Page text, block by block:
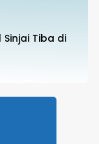
Tiba di